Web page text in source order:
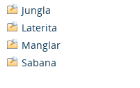
Jungla
Laterita
Manglar
Sabana